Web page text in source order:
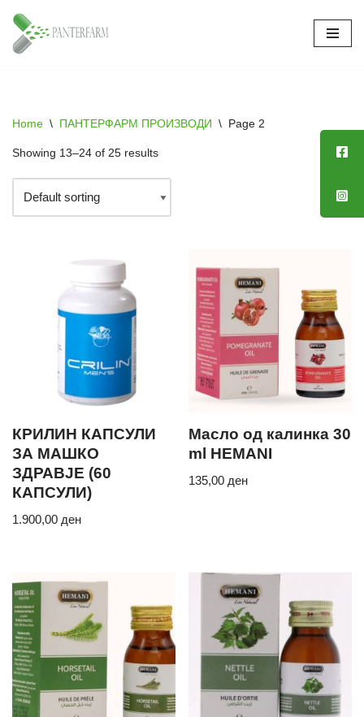
Skip
Home \ ПАНТЕРФАРМ ПРОИЗВОДИ \ Page 2
Showing 13–24 of 25 results
КРИЛИН КАПСУЛИ
ЗА МАШКО
ЗДРАВЈЕ (60
КАПСУЛИ)
1.900,00 ден
Масло од калинка 30
ml HEMANI
135,00 ден